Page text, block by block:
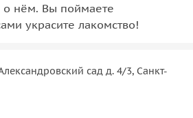
о нём. Вы поймаете
украсите лакомство!
сад д. 4/3, Санкт-